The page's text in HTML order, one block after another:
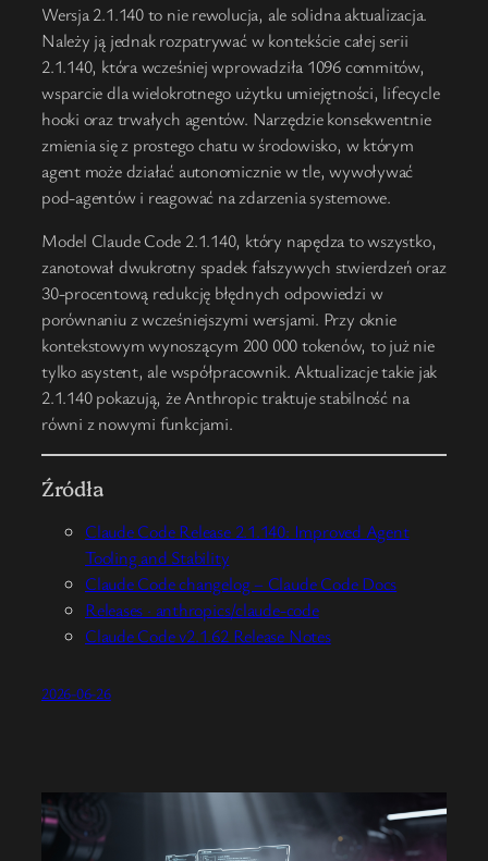
Wersja 2.1.140 to nie rewolucja, ale solidna aktualizacja.
Należy ją jednak rozpatrywać w kontekście całej serii
2.1.140, która wcześniej wprowadziła 1096 commitów,
wsparcie dla wielokrotnego użytku umiejętności, lifecycle
hooki oraz trwałych agentów. Narzędzie konsekwentnie
zmienia się z prostego chatu w środowisko, w którym
agent może działać autonomicznie w tle, wywoływać
pod-agentów i reagować na zdarzenia systemowe.
Model Claude Code 2.1.140, który napędza to wszystko,
zanotował dwukrotny spadek fałszywych stwierdzeń oraz
30-procentową redukcję błędnych odpowiedzi w
porównaniu z wcześniejszymi wersjami. Przy oknie
kontekstowym wynoszącym 200 000 tokenów, to już nie
tylko asystent, ale współpracownik. Aktualizacje takie jak
2.1.140 pokazują, że Anthropic traktuje stabilność na
równi z nowymi funkcjami.
Źródła
Claude Code Release 2.1.140: Improved Agent
Tooling and Stability
Claude Code changelog – Claude Code Docs
Releases · anthropics/claude-code
Claude Code v2.1.62 Release Notes
2026-06-26